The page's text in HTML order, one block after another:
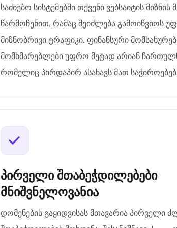
საძიებო სისტემებში თქვენი ვებსაიტის
წარმოჩენით, რამაც შეიძლება გამოიწვიოს
მიზნობრივი ტრაფიკი. ფინანსური
მომხმარებლები უფრო მეტად არიან
რომელიც პირდაპირ ასახავს მათ
პირველი შთაბეჭდილებები
მნიშვნელოვანია
დომენების გაყიდვისას მთავარია პირველი